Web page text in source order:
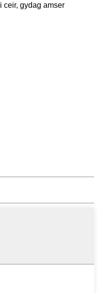
ceir, gydag amser